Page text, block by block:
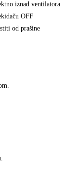
iznad ventilatora
OFF
od prašine